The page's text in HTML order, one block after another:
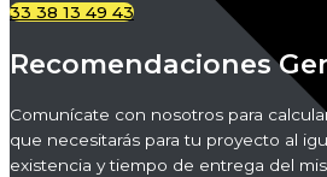
33 38 13 49 43
Recomendaciones
Comunícate con nosotros para
que necesitarás para tu proyecto al
existencia y tiempo de entrega del